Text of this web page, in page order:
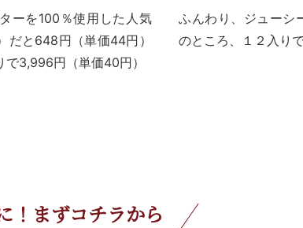
ーを100％使用した人気
だと648円（単価44円）
3,996円（単価40円）
ふんわり、ジューシ
のところ、１２入り
！まずコチラから